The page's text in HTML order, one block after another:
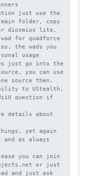
just use the
folder, copy
diosmios lite,
for quadforce
the wads you
usage
just go into the
you can use
source then.
to UStealth,
question if
details about
yet again
as always
you can join
or just
and just ask